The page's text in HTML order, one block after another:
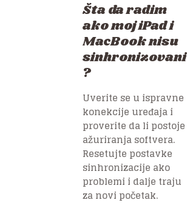
Šta da radim
ako moj iPad i
MacBook nisu
sinhronizovani
?
Uverite se u ispravne
konekcije uređaja i
proverite da li postoje
ažuriranja softvera.
Resetujte postavke
sinhronizacije ako
problemi i dalje traju
za novi početak.